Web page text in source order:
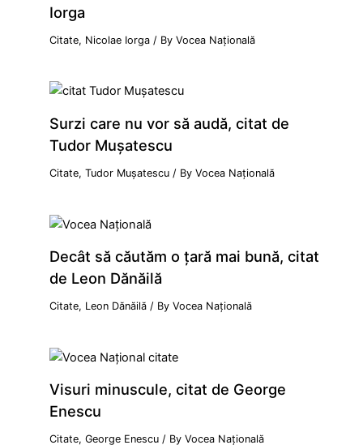
Iorga
Citate, Nicolae Iorga / ByVocea Națională
Surzi care nu vor să audă, citat de
Tudor Mușatescu
Citate,Tudor Mușatescu / ByVocea Națională
Decât să căutăm o țară mai bună, citat
de Leon Dănăilă
Citate, Leon Dănăilă / ByVocea Națională
Visuri minuscule, citat de George
Enescu
Citate,George Enescu / ByVocea Națională